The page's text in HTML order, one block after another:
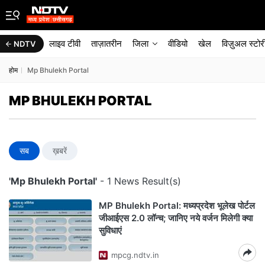
NDTV लाइव टीवी ताज़ातरीन जिला वीडियो खेल विज़ुअल
होम Mp Bhulekh Portal
MP BHULEKH PORTAL
सब ख़बरें
'Mp Bhulekh Portal' - 1 News Result(s)
MP Bhulekh Portal: मध्यप्रदेश भूलेख पोर्टल
जीआईएस 2.0 लॉन्च; जानिए नये वर्जन मिलेगी क्या
सुविधाएं
mpcg.ndtv.in